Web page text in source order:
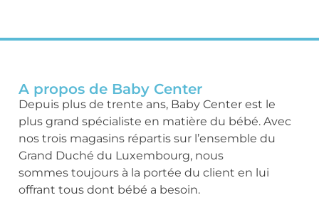
A propos de Baby Center
Depuis plus de trente ans, Baby Center est le
plus grand spécialiste en matière du bébé. Avec
nos trois magasins répartis sur l’ensemble du
Grand Duché du Luxembourg, nous
sommes toujours à la portée du client en lui
offrant tous dont bébé a besoin.